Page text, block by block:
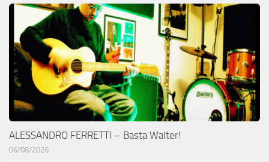
ALESSANDRO FERRETTI – Basta Walter!
06/08/2026